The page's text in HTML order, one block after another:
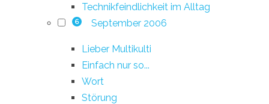
Technikfeindlichkeit im Alltag
6 September 2006
Lieber Multikulti
Einfach nur so...
Wort
Störung